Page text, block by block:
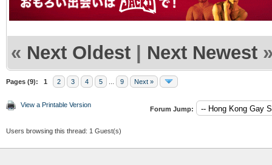
« Next Oldest | Next Newest
Pages (9): 1 2 3 4 5 9 Next »
View a Printable Version
Forum Jump:
Users browsing this thread: 1 Guest(s)